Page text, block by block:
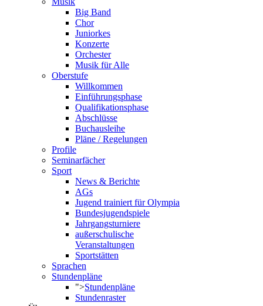
Big Band
Chor
Juniorkes
Konzerte
Orchester
Musik für Alle
Oberstufe
Willkommen
Einführungsphase
Qualifikationsphase
Abschlüsse
Buchausleihe
Pläne / Regelungen
Profile
Seminarfächer
Sport
News & Berichte
AGs
Jugend trainiert für Olympia
Bundesjugendspiele
Jahrgangsturniere
außerschulische
Veranstaltungen
Sportstätten
Sprachen
Stundenpläne
">Stundenpläne
Stundenraster